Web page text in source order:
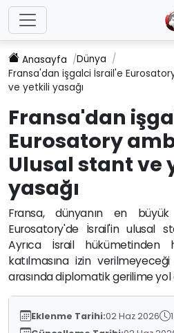
Anasayfa
Dünya
Fransa'dan işgalci İsrail'e
ve yetkili yasağı
Fransa'dan
Eurosatory
Ulusal stant ve
yasağı
Fransa, dünyanın en
Eurosatory'de İsrail'in ulusal
Ayrıca İsrail hükümetinden
katılmasına izin
arasında diplomatik gerilime yol
Eklenme Tarihi:02 Haz 2026